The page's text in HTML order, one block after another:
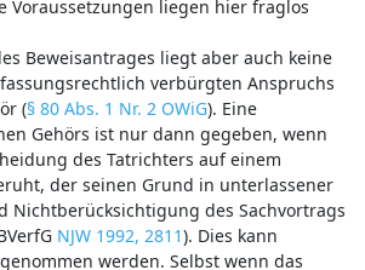
Voraussetzungen liegen hier fraglos
Beweisantrages liegt aber auch keine
verbürgten Anspruchs
(§ 80 Abs. 1 Nr. 2 OWiG). Eine
Gehörs ist nur dann gegeben, wenn
des Tatrichters auf einem
der seinen Grund in unterlassener
Nichtberücksichtigung des Sachvortrags
NJW 1992, 2811). Dies kann
werden. Selbst wenn das